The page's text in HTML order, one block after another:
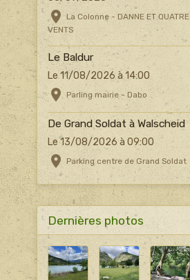
La Colonne - DANNE ET QUATRE
VENTS
Le Baldur
Le 11/08/2026 à 14:00
Parling mairie - Dabo
De Grand Soldat à Walscheid
Le 13/08/2026 à 09:00
Parking centre de Grand Soldat
Dernières photos